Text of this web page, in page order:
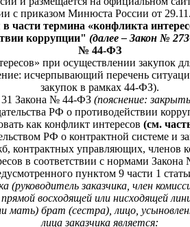
с приказом Минюста России от
в части термина «конфликта
коррупции" (далее – Закон №
№ 44-ФЗ
при осуществлении закупок
исчерпывающий перечень
закупок в рамках 44-ФЗ).
31 Закона № 44-ФЗ (пояснение:
РФ о противодействии
как конфликт интересов (см.
РФ о контрактной системе и
контрактных управляющих,
в соответствии с нормами
пунктом 9 части 1
(руководитель заказчика, член
восходящей или нисходящей
брат (сестра), лицо,
лица заказчика является: